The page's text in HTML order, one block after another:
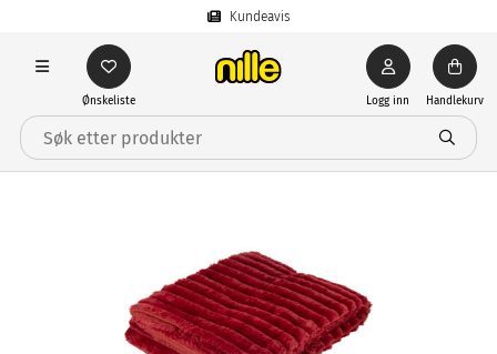
Kundeavis
Ønskeliste Logg inn Handlekurv